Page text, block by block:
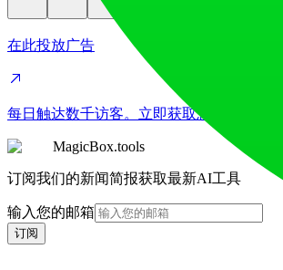
在此投放广告
每日触达数千访客。立即获取您的位置！
MagicBox.tools
订阅我们的新闻简报获取最新AI工具
输入您的邮箱
订阅